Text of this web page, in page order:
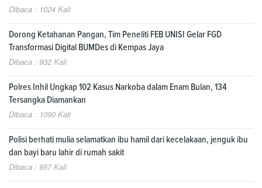
Dibaca : 1024 Kali
Dorong Ketahanan Pangan, Tim Peneliti FEB UNISI Gelar FGD
Transformasi Digital BUMDes di Kempas Jaya
Dibaca : 932 Kali
Polres Inhil Ungkap 102 Kasus Narkoba dalam Enam Bulan, 134
Tersangka Diamankan
Dibaca : 1090 Kali
Polisi berhati mulia selamatkan ibu hamil dari kecelakaan, jenguk ibu
dan bayi baru lahir di rumah sakit
Dibaca : 957 Kali